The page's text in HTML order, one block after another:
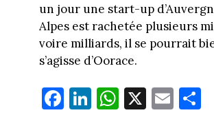
un jour une start-up
Alpes est rachetée plusieurs
voire milliards, il se pourrait
s’agisse d’Oorace.
Fa
ce
Li
nk
W
ha
X E
m
Pa
rt